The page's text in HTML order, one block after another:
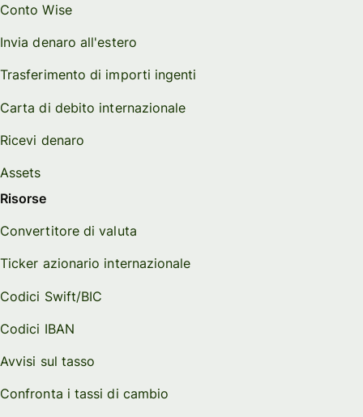
Conto Wise
Invia denaro all'estero
Trasferimento di importi ingenti
Carta di debito internazionale
Ricevi denaro
Assets
Risorse
Convertitore di valuta
Ticker azionario internazionale
Codici Swift/BIC
Codici IBAN
Avvisi sul tasso
Confronta i tassi di cambio